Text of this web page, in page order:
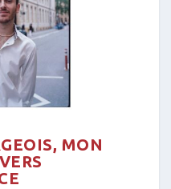
MON